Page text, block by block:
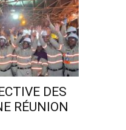
DES
RÉUNION